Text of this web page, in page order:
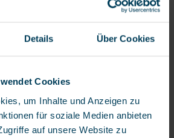
Details Über Cookies
Cookies
um Inhalte und Anzeigen zu
für soziale Medien anbieten
auf unsere Website zu